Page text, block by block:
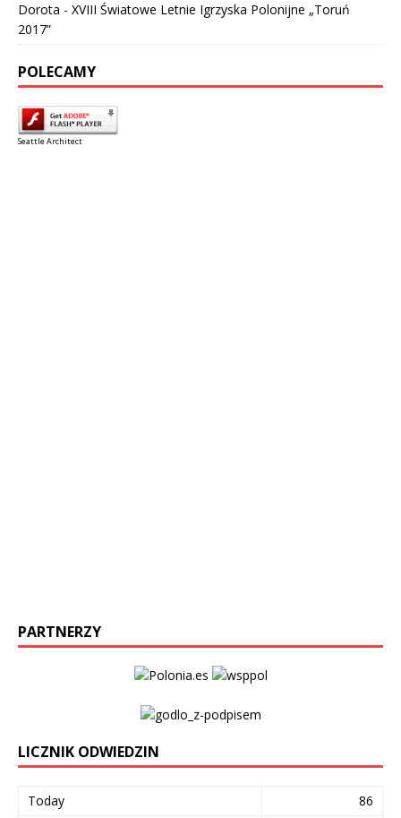
Dorota - XVIII Światowe Letnie Igrzyska Polonijne „Toruń
2017”
POLECAMY
Seattle Architect
PARTNERZY
LICZNIK ODWIEDZIN
Today 86